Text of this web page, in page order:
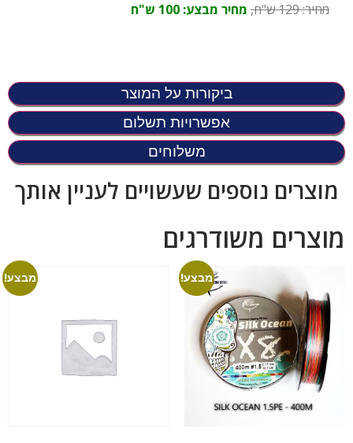
ביקורות על המוצר
אפשרויות תשלום
משלוחים
מחיר: 129 ש"ח,
מחיר מבצע: 100 ש"ח
מוצרים נוספים שעשויים לעניין אותך
מוצרים משודרגים
מבצע! מבצע!